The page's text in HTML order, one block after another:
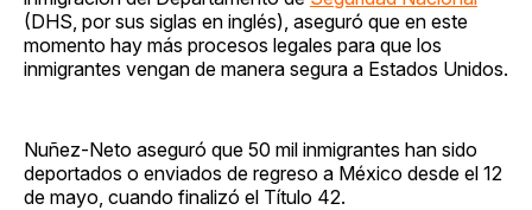
(DHS, por sus siglas en inglés), aseguró que en este
momento hay más procesos legales para que los
inmigrantes vengan de manera segura a Estados Unidos.
Nuñez-Neto aseguró que 50 mil inmigrantes han sido
deportados o enviados de regreso a México desde el 12
de mayo, cuando finalizó el Título 42.